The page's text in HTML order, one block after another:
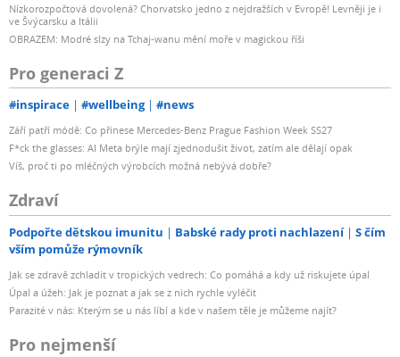
Nízkorozpočtová dovolená? Chorvatsko jedno z nejdražších v Evropě! Levněji je i
ve Švýcarsku a Itálii
OBRAZEM: Modré slzy na Tchaj-wanu mění moře v magickou říši
Pro generaci Z
#inspirace #wellbeing #news
Září patří módě: Co přinese Mercedes-Benz Prague Fashion Week SS27
F*ck the glasses: AI Meta brýle mají zjednodušit život, zatím ale dělají opak
Víš, proč ti po mléčných výrobcích možná nebývá dobře?
Zdraví
Podpořte dětskou imunitu Babské rady proti nachlazení
S čím
vším pomůže rýmovník
Jak se zdravě zchladit v tropických vedrech: Co pomáhá a kdy už riskujete úpal
Úpal a úžeh: Jak je poznat a jak se z nich rychle vyléčit
Parazité v nás: Kterým se u nás líbí a kde v našem těle je můžeme najít?
Pro nejmenší